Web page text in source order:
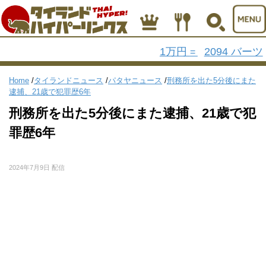
1万円 = 2094 バーツ
Home /タイランドニュース /パタヤニュース /刑務所を出た5分後にまた
逮捕、21歳で犯罪歴6年
刑務所を出た5分後にまた逮捕、21歳で犯
罪歴6年
2024年7月9日 配信